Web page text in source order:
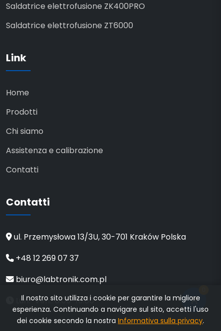
Saldatrice elettrofusione ZK400PRO
Saldatrice elettrofusione ZT6000
Link
Home
Prodotti
Chi siamo
Assistenza e calibrazione
Contatti
Contatti
ul. Przemysłowa 13/3U, 30-701 Kraków Polska
+48 12 269 07 37
biuro@labtronik.com.pl
Lun.-Ven.: 8:00-16:00
Il nostro sito utilizza i cookie per garantire la migliore
esperienza. Continuando a navigare sul sito, accetti l'uso
dei cookie secondo la nostra Informativa sulla privacy.